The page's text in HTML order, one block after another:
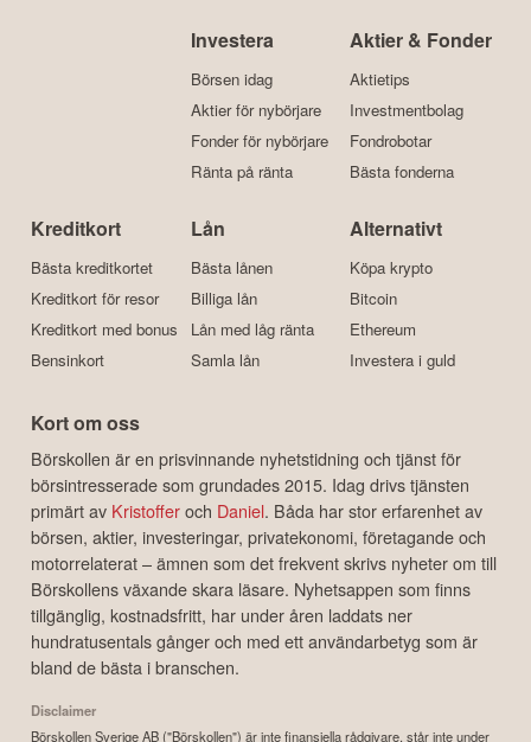
Investera
Börsen idag
Aktier för nybörjare
Fonder för nybörjare
Ränta på ränta
Aktier & Fonder
Aktietips
Investmentbolag
Fondrobotar
Bästa fonderna
Kreditkort
Bästa kreditkortet
Kreditkort för resor
Kreditkort med bonus
Bensinkort
Lån
Bästa lånen
Billiga lån
Lån med låg ränta
Samla lån
Alternativt
Köpa krypto
Bitcoin
Ethereum
Investera i guld
Kort om oss
Börskollen är en prisvinnande nyhetstidning och tjänst för
börsintresserade som grundades 2015. Idag drivs tjänsten
primärt av Kristofferoch Daniel. Båda har stor erfarenhet av
börsen, aktier, investeringar, privatekonomi, företagande och
motorrelaterat – ämnen som det frekvent skrivs nyheter om till
Börskollens växande skara läsare. Nyhetsappen som finns
tillgänglig, kostnadsfritt, har under åren laddats ner
hundratusentals gånger och med ett användarbetyg som är
bland de bästa i branschen.
Disclaimer
Börskollen Sverige AB ("Börskollen") är inte finansiella rådgivare, står inte under